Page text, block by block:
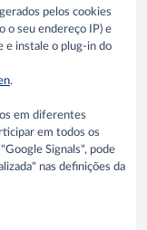
pelos cookies
o seu endereço IP) e
e instale o plug-in do
.
em diferentes
em todos os
Signals", pode
nas definições da